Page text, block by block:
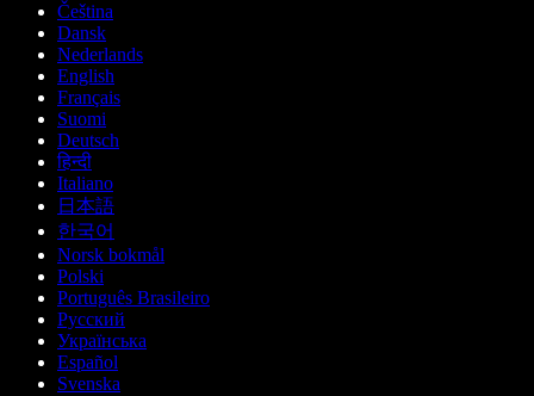
Čeština
Dansk
Nederlands
English
Français
Suomi
Deutsch
हिन्दी
Italiano
日本語
한국어
Norsk bokmål
Polski
Português Brasileiro
Русский
Українська
Español
Svenska